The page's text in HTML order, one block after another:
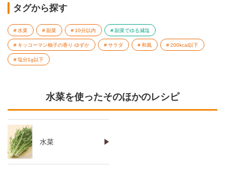
タグから探す
水菜 副菜 10分以内 副菜でゆる減塩
キッコーマン柚子の香り ゆずか サラダ 和風 200kcal以下
塩分1g以下
水菜を使ったそのほかのレシピ
水菜